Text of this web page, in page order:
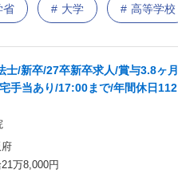
省 大学 高等学校
士/新卒/27卒新卒求人/賞与3.8ヶ月
手当あり/17:00まで/年間休日112
府
21万8,000円